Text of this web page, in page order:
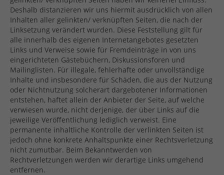
Deshalb distanzieren wir uns hiermit ausdrücklich von allen
Inhalten aller gelinkten/ verknüpften Seiten, die nach der
Linksetzung verändert wurden. Diese Feststellung gilt für
alle innerhalb des eigenen Internetangebotes gesetzten
Links und Verweise sowie für Fremdeinträge in von uns
eingerichteten Gästebüchern, Diskussionsforen und
Mailinglisten. Für illegale, fehlerhafte oder unvollständige
Inhalte und insbesondere für Schäden, die aus der Nutzung
oder Nichtnutzung solcherart dargebotener Informationen
entstehen, haftet allein der Anbieter der Seite, auf welche
verwiesen wurde, nicht derjenige, der über Links auf die
jeweilige Veröffentlichung lediglich verweist. Eine
permanente inhaltliche Kontrolle der verlinkten Seiten ist
jedoch ohne konkrete Anhaltspunkte einer Rechtsverletzung
nicht zumutbar. Beim Bekanntwerden von
Rechtverletzungen werden wir derartige Links umgehend
entfernen.